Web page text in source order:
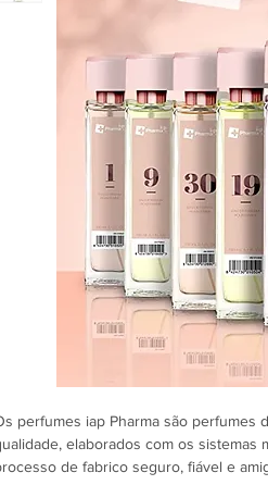
perfumes iap Pharma são perfumes
elaborados com os sistemas
de fabrico seguro, fiável e